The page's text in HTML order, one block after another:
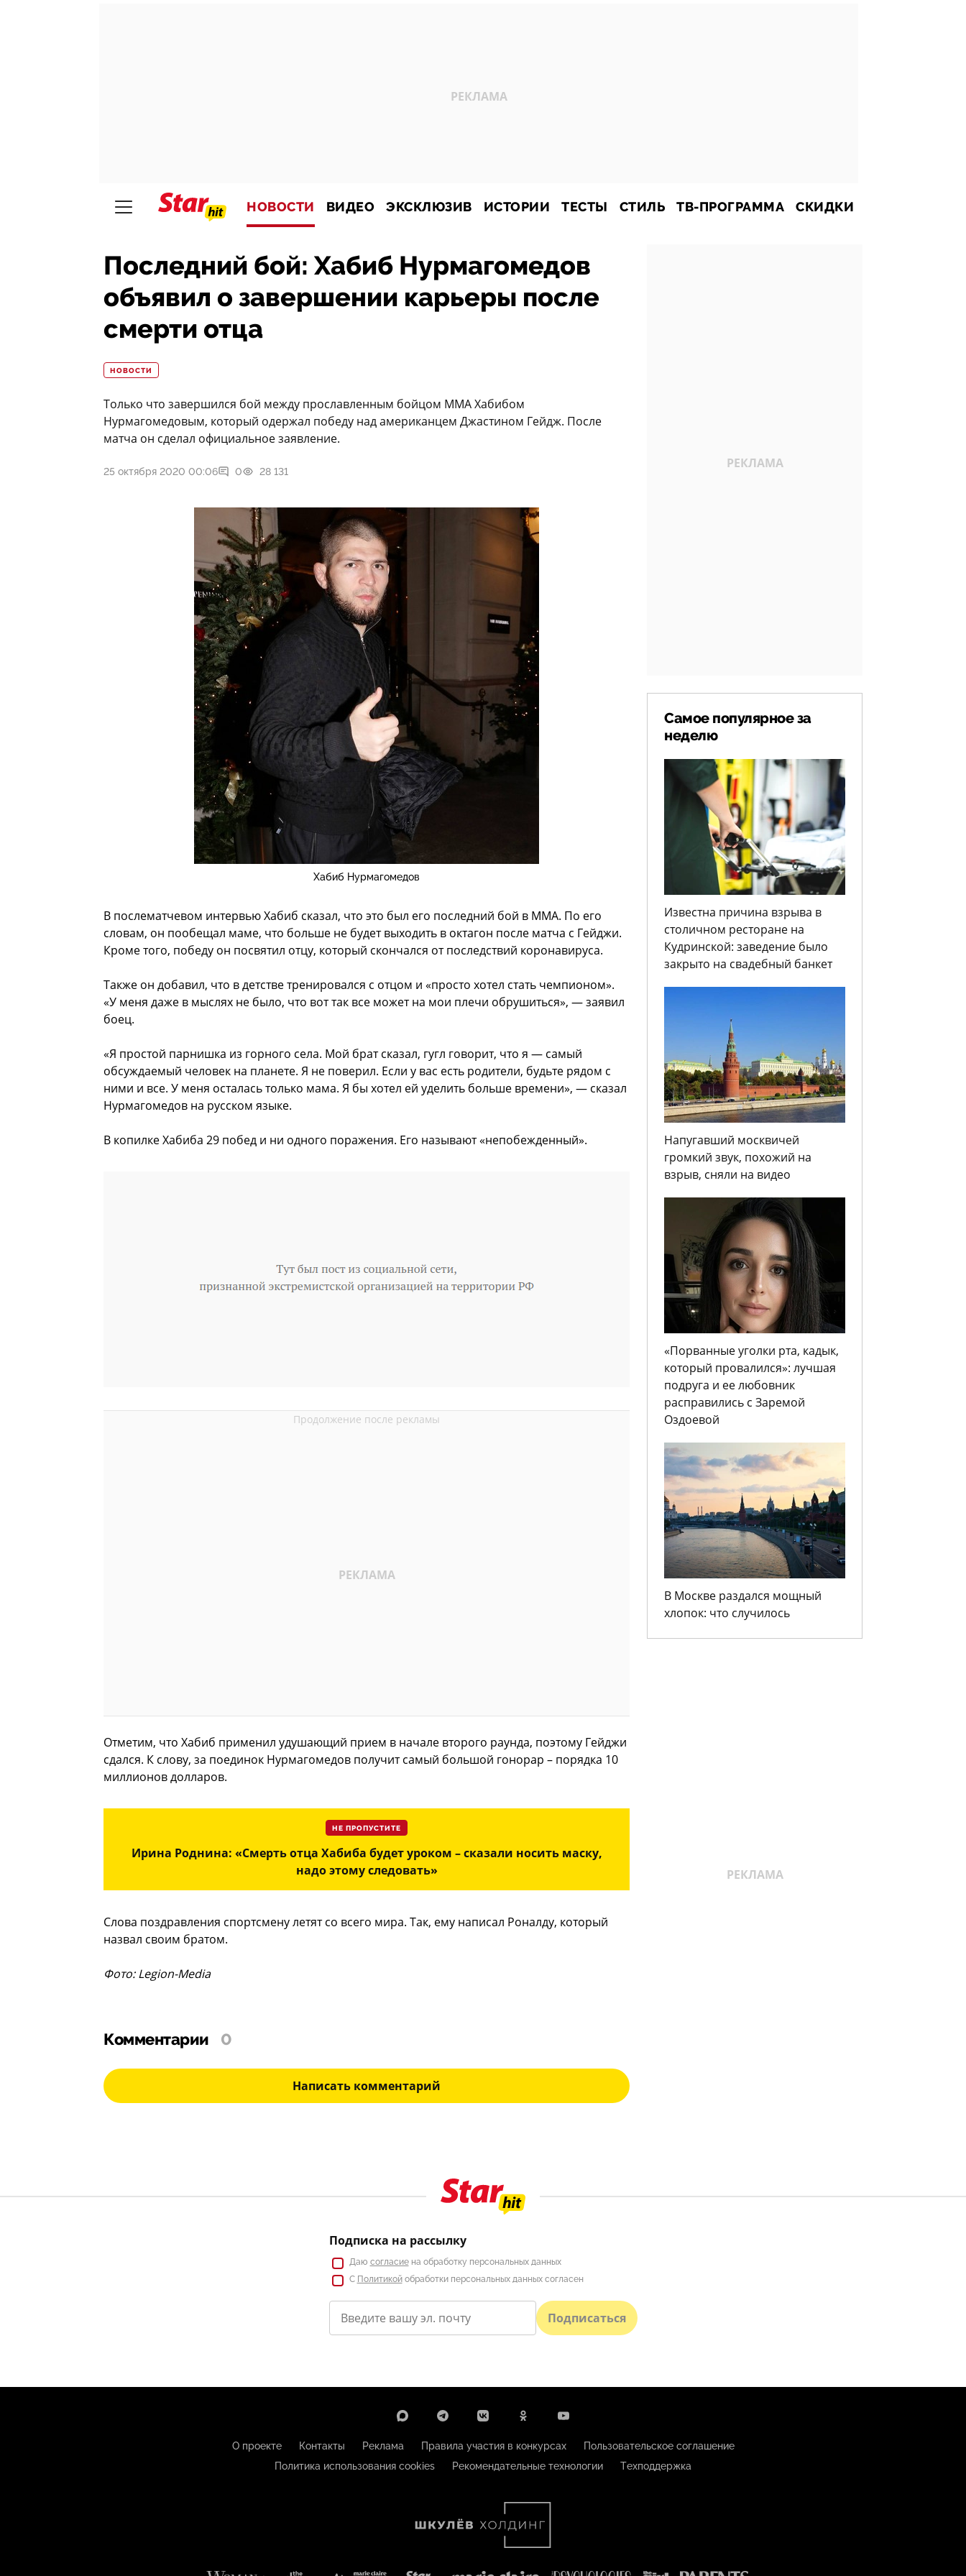
НОВОСТИ ВИДЕО ЭКСКЛЮЗИВ ИСТОРИИ ТЕСТЫ СТИЛЬ ТВ-ПРОГРАММА СКИДКИ
Последний бой: Хабиб Нурмагомедов
объявил о завершении карьеры после
смерти отца
НОВОСТИ
Только что завершился бой между прославленным бойцом ММА Хабибом
Нурмагомедовым, который одержал победу над американцем Джастином Гейдж. После
матча он сделал официальное заявление.
25 октября 2020 00:06 0 28 131
Хабиб Нурмагомедов
В послематчевом интервью Хабиб сказал, что это был его последний бой в ММА. По его
словам, он пообещал маме, что больше не будет выходить в октагон после матча с Гейджи.
Кроме того, победу он посвятил отцу, который скончался от последствий коронавируса.
Также он добавил, что в детстве тренировался с отцом и «просто хотел стать чемпионом».
«У меня даже в мыслях не было, что вот так все может на мои плечи обрушиться», — заявил
боец.
«Я простой парнишка из горного села. Мой брат сказал, гугл говорит, что я — самый
обсуждаемый человек на планете. Я не поверил. Если у вас есть родители, будьте рядом с
ними и все. У меня осталась только мама. Я бы хотел ей уделить больше времени», — сказал
Нурмагомедов на русском языке.
В копилке Хабиба 29 побед и ни одного поражения. Его называют «непобежденный».
Отметим, что Хабиб применил удушающий прием в начале второго раунда, поэтому Гейджи
сдался. К слову, за поединок Нурмагомедов получит самый большой гонорар – порядка 10
миллионов долларов.
НЕ ПРОПУСТИТЕ
Ирина Роднина: «Смерть отца Хабиба будет уроком – сказали носить маску,
надо этому следовать»
Слова поздравления спортсмену летят со всего мира. Так, ему написал Роналду, который
назвал своим братом.
Фото: Legion-Media
Комментарии 0
Написать комментарий
Самое популярное за
неделю
Известна причина взрыва в
столичном ресторане на
Кудринской: заведение было
закрыто на свадебный банкет
Напугавший москвичей
громкий звук, похожий на
взрыв, сняли на видео
«Порванные уголки рта, кадык,
который провалился»: лучшая
подруга и ее любовник
расправились с Заремой
Оздоевой
В Москве раздался мощный
хлопок: что случилось
Подписка на рассылку
Даю согласиена обработку персональных данных
С Политикойобработки персональных данных согласен
Подписаться
О проекте Контакты Реклама Правила участия в конкурсах
Пользовательское соглашение
Политика использования cookies
Рекомендательные технологии Техподдержка